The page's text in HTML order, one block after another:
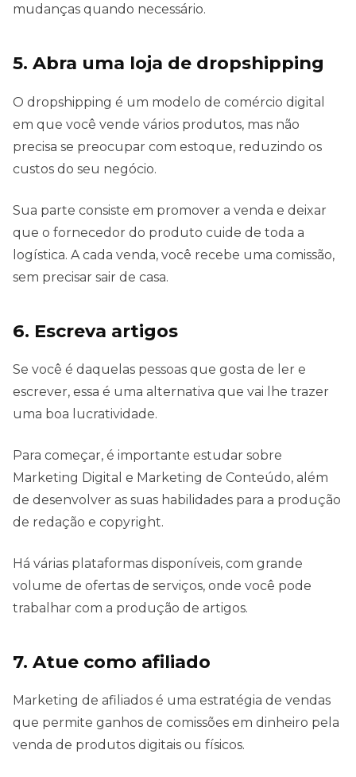
mudanças quando necessário.
5. Abra uma loja de dropshipping
O dropshipping é um modelo de comércio digital
em que você vende vários produtos, mas não
precisa se preocupar com estoque, reduzindo os
custos do seu negócio.
Sua parte consiste em promover a venda e deixar
que o fornecedor do produto cuide de toda a
logística. A cada venda, você recebe uma comissão,
sem precisar sair de casa.
6. Escreva artigos
Se você é daquelas pessoas que gosta de ler e
escrever, essa é uma alternativa que vai lhe trazer
uma boa lucratividade.
Para começar, é importante estudar sobre
Marketing Digital e Marketing de Conteúdo, além
de desenvolver as suas habilidades para a produção
de redação e copyright.
Há várias plataformas disponíveis, com grande
volume de ofertas de serviços, onde você pode
trabalhar com a produção de artigos.
7. Atue como afiliado
Marketing de afiliados é uma estratégia de vendas
que permite ganhos de comissões em dinheiro pela
venda de produtos digitais ou físicos.